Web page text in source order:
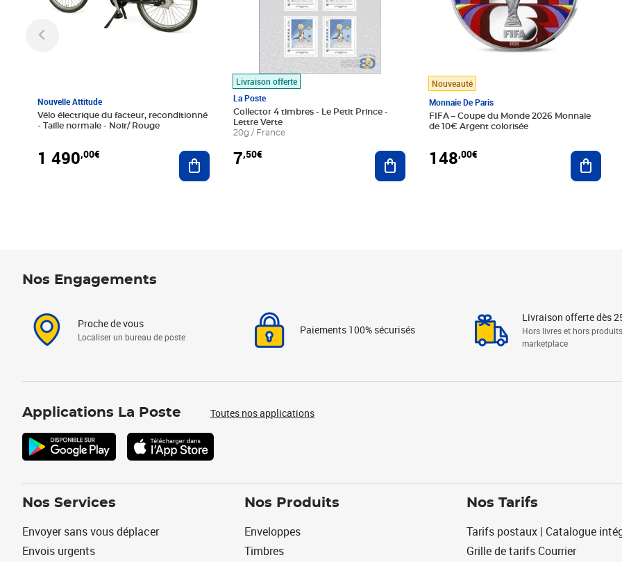
Nouvelle Attitude
Vélo électrique du facteur, reconditionné
- Taille normale - Noir/ Rouge
1 490,00€ Ajouter au panier
Livraison offerte
La Poste
Collector 4 timbres - Le Petit Prince -
Lettre Verte
20g / France
7,50€ Ajouter au panier
Nouveauté
Monnaie De Paris
FIFA – Coupe du Monde 2026 Monnaie
de 10€ Argent colorisée
148,00€
Nos Engagements
Proche de vous
Localiser un bureau de poste
Paiements 100% sécurisés
Livraison offerte dès
Hors livres et hors produits
marketplace
Applications La Poste Toutes nos applications
Nos Services
Envoyer sans vous déplacer
Envois urgents
Nos Produits
Enveloppes
Timbres
Nos Tarifs
Tarifs postaux | Catalogue
Grille de tarifs Courrier